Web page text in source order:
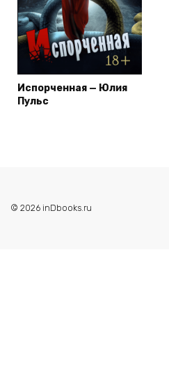
Испорченная — Юлия
Пульс
© 2026 inDbooks.ru